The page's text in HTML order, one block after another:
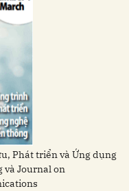
Phát triển và Ứng dụng
và Journal on